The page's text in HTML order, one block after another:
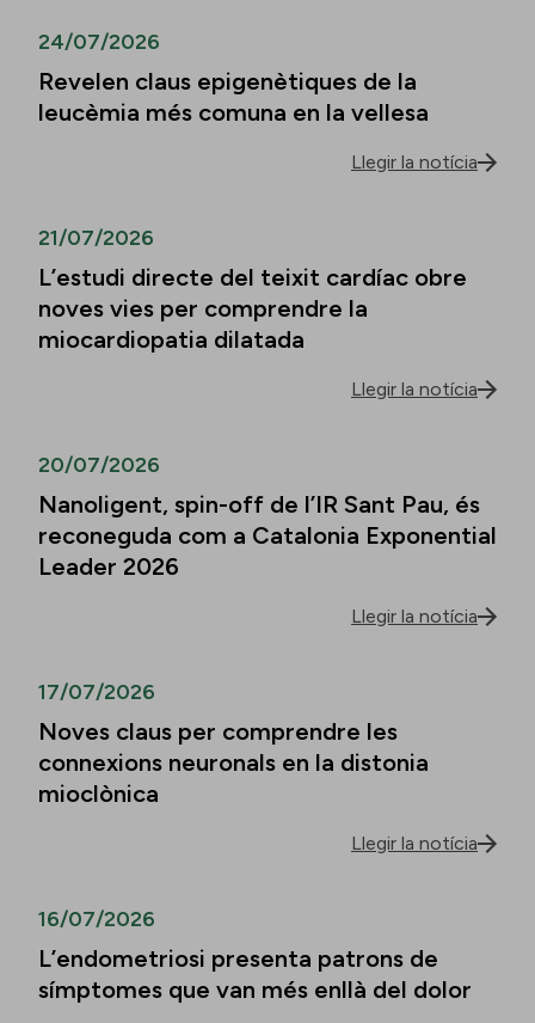
24/07/2026
Revelen claus epigenètiques de la
leucèmia més comuna en la vellesa
Llegir la notícia
21/07/2026
L’estudi directe del teixit cardíac obre
noves vies per comprendre la
miocardiopatia dilatada
Llegir la notícia
20/07/2026
Nanoligent, spin-off de l’IR Sant Pau, és
reconeguda com a Catalonia Exponential
Leader 2026
Llegir la notícia
17/07/2026
Noves claus per comprendre les
connexions neuronals en la distonia
mioclònica
Llegir la notícia
16/07/2026
L’endometriosi presenta patrons de
símptomes que van més enllà del dolor